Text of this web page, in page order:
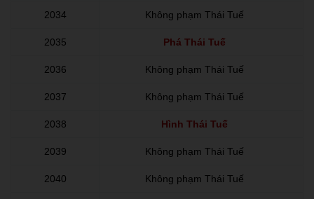
2034 Không phạm Thái Tuế
2035 Phá Thái Tuế
2036 Không phạm Thái Tuế
2037 Không phạm Thái Tuế
2038 Hình Thái Tuế
2039 Không phạm Thái Tuế
2040 Không phạm Thái Tuế